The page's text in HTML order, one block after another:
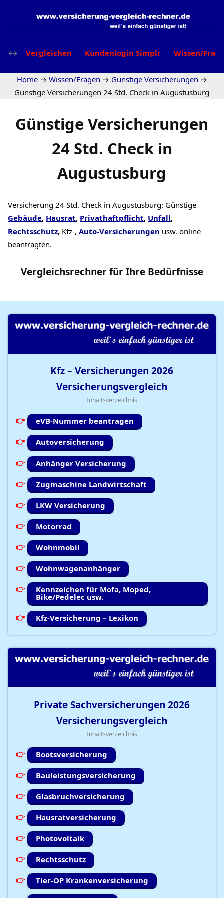
Vergleichen Kundenlogin Simplr Wissen/
Home → Wissen/Fragen → Günstige Versicherungen →
Günstige Versicherungen 24 Std. Check in Augustusburg
Günstige Versicherungen
24 Std. Check in
Augustusburg
Versicherung 24 Std. Check in Augustusburg: Günstige
Gebäude, Hausrat, Privathaftpflicht, Unfall,
Rechtsschutz, Kfz-, Auto-Versicherungen usw. online
beantragten.
Vergleichsrechnerfür Ihre Bedürfnisse
Kfz – Versicherungen 2026
Versicherungsvergleich
Inhaltsverzeichnis
eVB-Nummer beantragen
Autoversicherung
Anhänger Versicherung
Zugmaschine Landwirtschaft
LKW Versicherung
Motorrad
Wohnmobil
Wohnwagenanhänger
Kennzeichen für Mofa, Moped,
Bike/Pedelec usw.
Kfz-Versicherung – Lexikon
Private Sachversicherungen 2026
Versicherungsvergleich
Inhaltsverzeichnis
Bootsversicherung
Bauleistungsversicherung
Glasbruchversicherung
Hausratversicherung
Photovoltaik
Rechtsschutz
Tier-OP Krankenversicherung